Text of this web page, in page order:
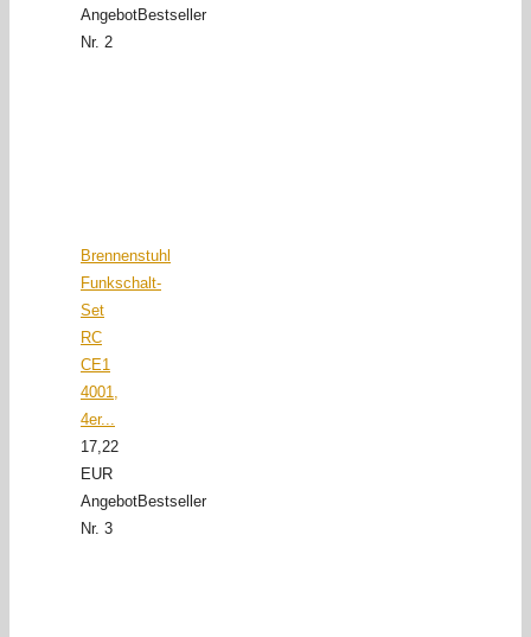
AngebotBestseller
Nr. 2
Brennenstuhl
Funkschalt-
Set
RC
CE1
4001,
4er...
17,22
EUR
AngebotBestseller
Nr. 3